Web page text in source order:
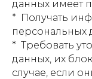
данных имеет
* Получать
персональных
* Требовать
данных, их
случае, если